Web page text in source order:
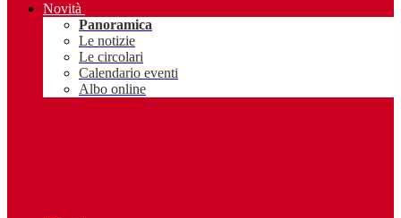
Novità
Panoramica
Le notizie
Le circolari
Calendario eventi
Albo online